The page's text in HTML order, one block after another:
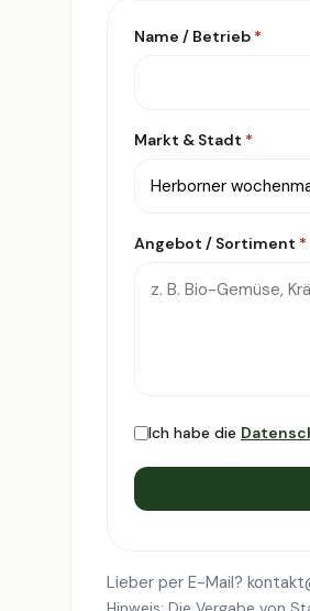
Name / Betrieb *
Markt & Stadt *
Angebot / Sortiment *
Ich habe die
Lieber per E-Mail?